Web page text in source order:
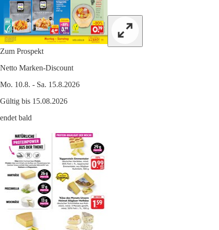
Zum Prospekt
Netto Marken-Discount
Mo. 10.8. - Sa. 15.8.2026
Gültig bis 15.08.2026
endet bald